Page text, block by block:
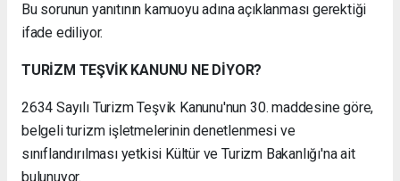
Bu sorunun yanıtının kamuoyu adına açıklanması gerektiği
ifade ediliyor.
TURİZM TEŞVİK KANUNU NE DİYOR?
2634 Sayılı Turizm Teşvik Kanunu'nun 30. maddesine göre,
belgeli turizm işletmelerinin denetlenmesi ve
sınıflandırılması yetkisi Kültür ve Turizm Bakanlığı'na ait
bulunuyor.